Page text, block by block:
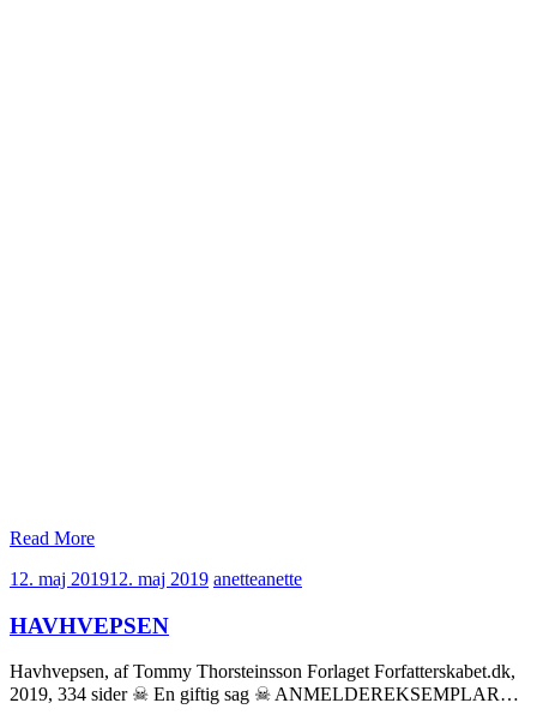
Read More
12. maj 201912. maj 2019 anetteanette
HAVHVEPSEN
Havhvepsen, af Tommy Thorsteinsson Forlaget Forfatterskabet.dk,
2019, 334 sider ☠ En giftig sag ☠ ANMELDEREKSEMPLAR…